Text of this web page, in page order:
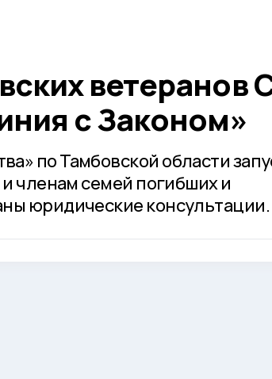
ветеранов
с Законом»
по Тамбовской области
членам семей погибших и
юридические консультации.